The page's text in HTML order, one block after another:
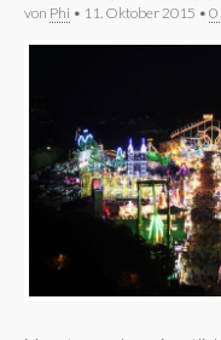
von Phi • 11. Oktober 2015 • 0